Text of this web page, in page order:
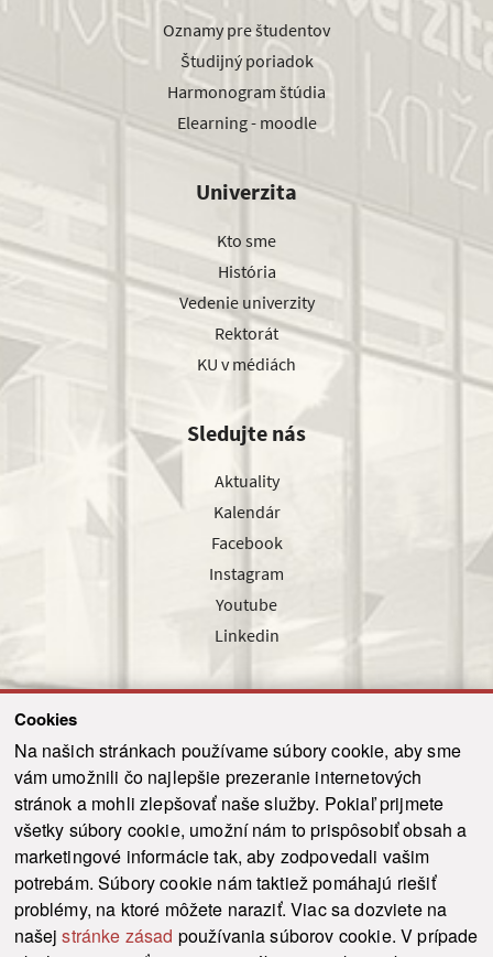
Cookies
Na našich stránkach používame súbory cookie, aby sme
vám umožnili čo najlepšie prezeranie internetových
stránok a mohli zlepšovať naše služby. Pokiaľ prijmete
všetky súbory cookie, umožní nám to prispôsobiť obsah a
marketingové informácie tak, aby zodpovedali vašim
potrebám. Súbory cookie nám taktiež pomáhajú riešiť
problémy, na ktoré môžete naraziť. Viac sa dozviete na
našejstránke zásad používania súborov cookie. V prípade
Oznamy pre študentov
Študijný poriadok
Harmonogram štúdia
Elearning - moodle
Univerzita
Kto sme
História
Vedenie univerzity
Rektorát
KU v médiách
Sledujte nás
Aktuality
Kalendár
Facebook
Instagram
Youtube
Linkedin
Odoslať